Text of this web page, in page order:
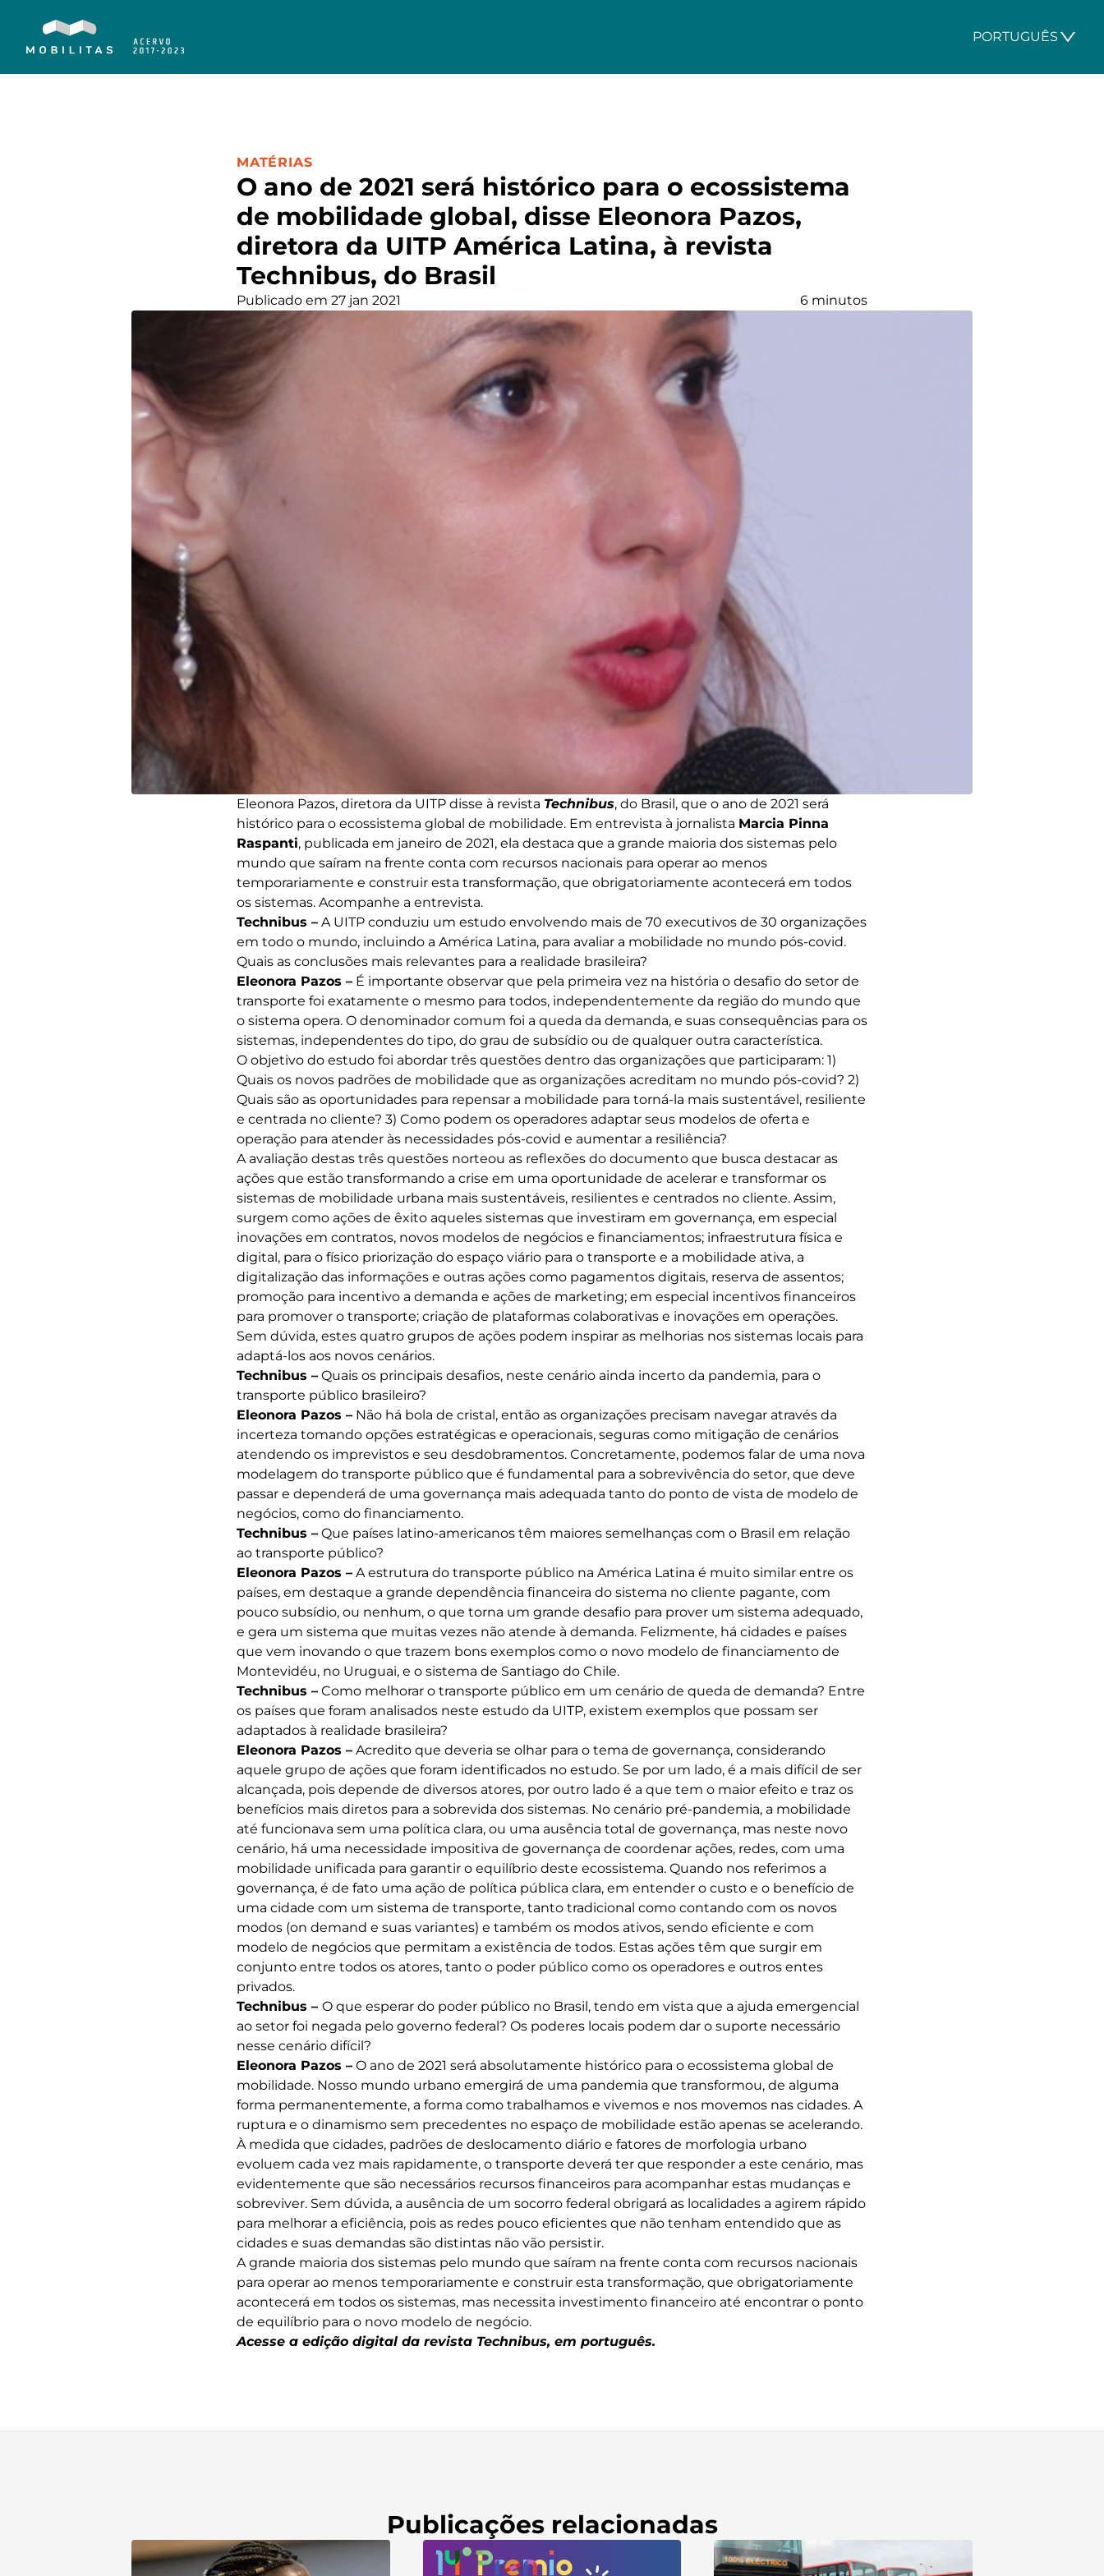
PORTUGUÊS
O ano de 2021 será histórico para o ecossistema
de mobilidade global, disse Eleonora Pazos,
diretora da UITP América Latina, à revista
Technibus, do Brasil
CATEGORIA:
MATÉRIAS
Publicado em 27 jan 2021 6 minutos
Eleonora Pazos, diretora da UITP disse à revista Technibus, do Brasil, que o ano de 2021 será
histórico para o ecossistema global de mobilidade. Em entrevista à jornalista Marcia Pinna
Raspanti, publicada em janeiro de 2021, ela destaca que a grande maioria dos sistemas pelo
mundo que saíram na frente conta com recursos nacionais para operar ao menos
temporariamente e construir esta transformação, que obrigatoriamente acontecerá em todos
os sistemas. Acompanhe a entrevista.
Technibus – A UITP conduziu um estudo envolvendo mais de 70 executivos de 30 organizações
em todo o mundo, incluindo a América Latina, para avaliar a mobilidade no mundo pós-covid.
Quais as conclusões mais relevantes para a realidade brasileira?
Eleonora Pazos – É importante observar que pela primeira vez na história o desafio do setor de
transporte foi exatamente o mesmo para todos, independentemente da região do mundo que
o sistema opera. O denominador comum foi a queda da demanda, e suas consequências para os
sistemas, independentes do tipo, do grau de subsídio ou de qualquer outra característica.
O objetivo do estudo foi abordar três questões dentro das organizações que participaram: 1)
Quais os novos padrões de mobilidade que as organizações acreditam no mundo pós-covid? 2)
Quais são as oportunidades para repensar a mobilidade para torná-la mais sustentável, resiliente
e centrada no cliente? 3) Como podem os operadores adaptar seus modelos de oferta e
operação para atender às necessidades pós-covid e aumentar a resiliência?
A avaliação destas três questões norteou as reflexões do documento que busca destacar as
ações que estão transformando a crise em uma oportunidade de acelerar e transformar os
sistemas de mobilidade urbana mais sustentáveis, resilientes e centrados no cliente. Assim,
surgem como ações de êxito aqueles sistemas que investiram em governança, em especial
inovações em contratos, novos modelos de negócios e financiamentos; infraestrutura física e
digital, para o físico priorização do espaço viário para o transporte e a mobilidade ativa, a
digitalização das informações e outras ações como pagamentos digitais, reserva de assentos;
promoção para incentivo a demanda e ações de marketing; em especial incentivos financeiros
para promover o transporte; criação de plataformas colaborativas e inovações em operações.
Sem dúvida, estes quatro grupos de ações podem inspirar as melhorias nos sistemas locais para
adaptá-los aos novos cenários.
Technibus – Quais os principais desafios, neste cenário ainda incerto da pandemia, para o
transporte público brasileiro?
Eleonora Pazos – Não há bola de cristal, então as organizações precisam navegar através da
incerteza tomando opções estratégicas e operacionais, seguras como mitigação de cenários
atendendo os imprevistos e seu desdobramentos. Concretamente, podemos falar de uma nova
modelagem do transporte público que é fundamental para a sobrevivência do setor, que deve
passar e dependerá de uma governança mais adequada tanto do ponto de vista de modelo de
negócios, como do financiamento.
Technibus – Que países latino-americanos têm maiores semelhanças com o Brasil em relação
ao transporte público?
Eleonora Pazos – A estrutura do transporte público na América Latina é muito similar entre os
países, em destaque a grande dependência financeira do sistema no cliente pagante, com
pouco subsídio, ou nenhum, o que torna um grande desafio para prover um sistema adequado,
e gera um sistema que muitas vezes não atende à demanda. Felizmente, há cidades e países
que vem inovando o que trazem bons exemplos como o novo modelo de financiamento de
Montevidéu, no Uruguai, e o sistema de Santiago do Chile.
Technibus – Como melhorar o transporte público em um cenário de queda de demanda? Entre
os países que foram analisados neste estudo da UITP, existem exemplos que possam ser
adaptados à realidade brasileira?
Eleonora Pazos – Acredito que deveria se olhar para o tema de governança, considerando
aquele grupo de ações que foram identificados no estudo. Se por um lado, é a mais difícil de ser
alcançada, pois depende de diversos atores, por outro lado é a que tem o maior efeito e traz os
benefícios mais diretos para a sobrevida dos sistemas. No cenário pré-pandemia, a mobilidade
até funcionava sem uma política clara, ou uma ausência total de governança, mas neste novo
cenário, há uma necessidade impositiva de governança de coordenar ações, redes, com uma
mobilidade unificada para garantir o equilíbrio deste ecossistema. Quando nos referimos a
governança, é de fato uma ação de política pública clara, em entender o custo e o benefício de
uma cidade com um sistema de transporte, tanto tradicional como contando com os novos
modos (on demand e suas variantes) e também os modos ativos, sendo eficiente e com
modelo de negócios que permitam a existência de todos. Estas ações têm que surgir em
conjunto entre todos os atores, tanto o poder público como os operadores e outros entes
privados.
Technibus – O que esperar do poder público no Brasil, tendo em vista que a ajuda emergencial
ao setor foi negada pelo governo federal? Os poderes locais podem dar o suporte necessário
nesse cenário difícil?
Eleonora Pazos – O ano de 2021 será absolutamente histórico para o ecossistema global de
mobilidade. Nosso mundo urbano emergirá de uma pandemia que transformou, de alguma
forma permanentemente, a forma como trabalhamos e vivemos e nos movemos nas cidades. A
ruptura e o dinamismo sem precedentes no espaço de mobilidade estão apenas se acelerando.
À medida que cidades, padrões de deslocamento diário e fatores de morfologia urbano
evoluem cada vez mais rapidamente, o transporte deverá ter que responder a este cenário, mas
evidentemente que são necessários recursos financeiros para acompanhar estas mudanças e
sobreviver. Sem dúvida, a ausência de um socorro federal obrigará as localidades a agirem rápido
para melhorar a eficiência, pois as redes pouco eficientes que não tenham entendido que as
cidades e suas demandas são distintas não vão persistir.
A grande maioria dos sistemas pelo mundo que saíram na frente conta com recursos nacionais
para operar ao menos temporariamente e construir esta transformação, que obrigatoriamente
acontecerá em todos os sistemas, mas necessita investimento financeiro até encontrar o ponto
de equilíbrio para o novo modelo de negócio.
Acesse a edição digital da revista Technibus, em português.
Publicações relacionadas